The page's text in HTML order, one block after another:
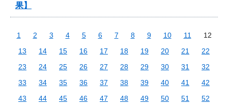
果】
1 2 3 4 5 6 7 8 9 10 11
12
13
14 15 16 17 18 19 20 21
22
23
24 25 26 27 28 29 30 31
32
33
34 35 36 37 38 39 40 41
42
43
44 45 46 47 48 49 50 51
52